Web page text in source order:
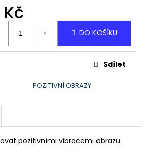
Kč
DO KOŠÍKU
POZITIVNÍ OBRAZY
Sdílet
pozitivními vibracemi obrazu